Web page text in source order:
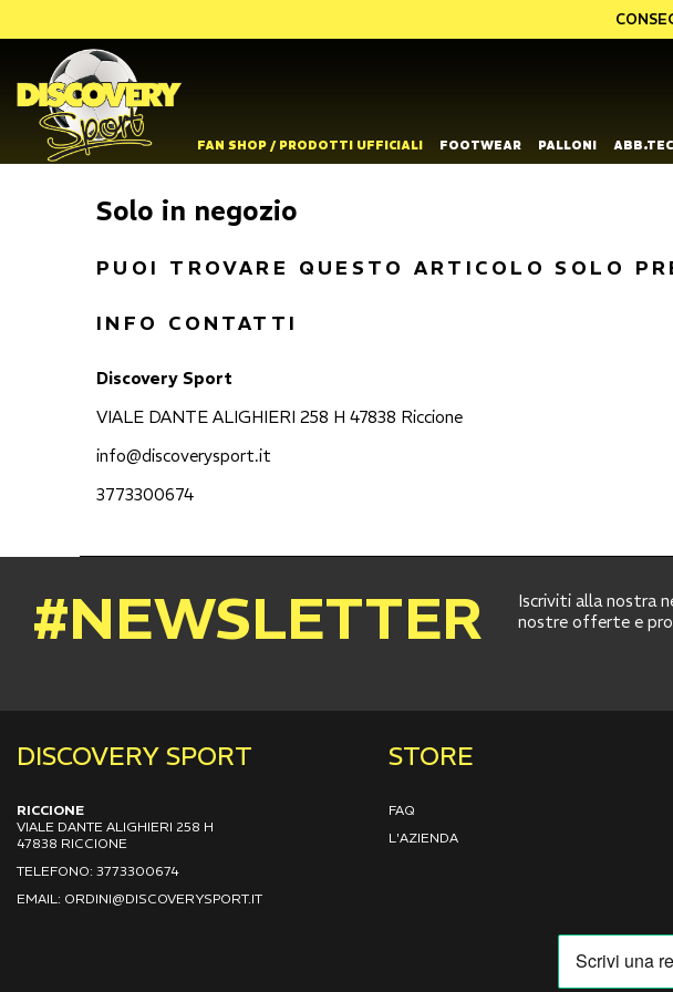
FOOTWEAR PALLONI
FAN SHOP / PRODOTTI UFFICIALI
Solo in negozio
PUOI TROVARE QUESTO ARTICOLO SOLO
INFO CONTATTI
Discovery Sport
VIALE DANTE ALIGHIERI 258 H 47838 Riccione
info@discoverysport.it
3773300674
#NEWSLETTER
Iscriviti alla nostra
nostre offerte e
DISCOVERY SPORT
RICCIONE
VIALE DANTE ALIGHIERI 258 H
47838 RICCIONE
TELEFONO: 3773300674
EMAIL: ORDINI@DISCOVERYSPORT.IT
STORE
FAQ
L'AZIENDA